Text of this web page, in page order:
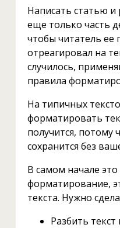
Написать статью и
еще только часть
чтобы читатель ее
отреагировал на
случилось,
правила
На типичных
форматировать
получится, потому
сохранится без
В самом начале
форматирование,
текста. Нужно
Разбить